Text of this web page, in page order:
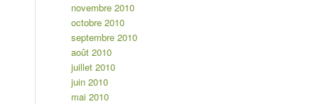
novembre 2010
octobre 2010
septembre 2010
août 2010
juillet 2010
juin 2010
mai 2010